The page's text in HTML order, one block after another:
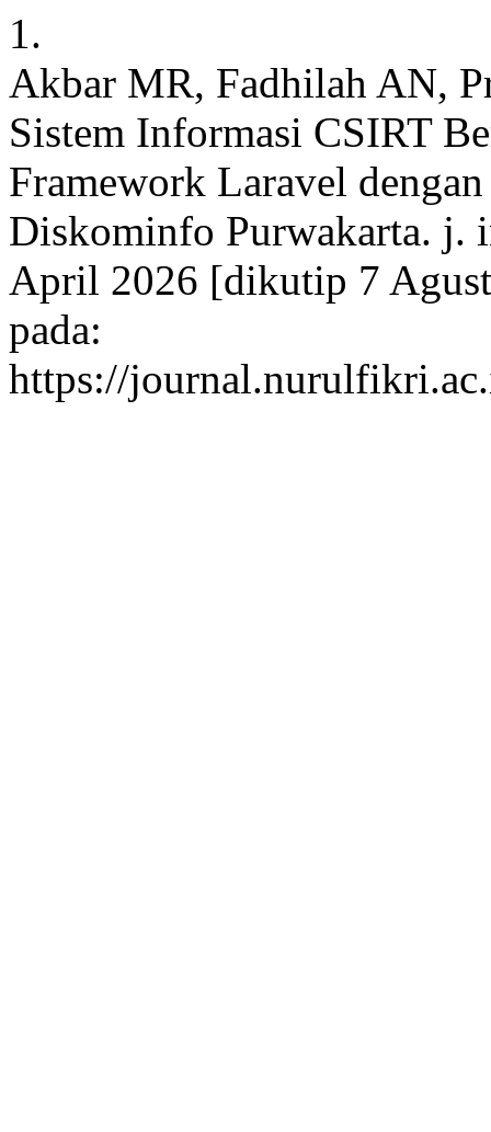
1.
Akbar MR, Fadhilah AN,
Sistem Informasi CSIRT
Framework Laravel
Diskominfo Purwakarta. j.
April 2026 [dikutip 7
pada:
https://